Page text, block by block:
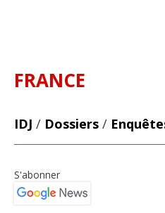
FRANCE
IDJ / Dossiers /
S'abonner